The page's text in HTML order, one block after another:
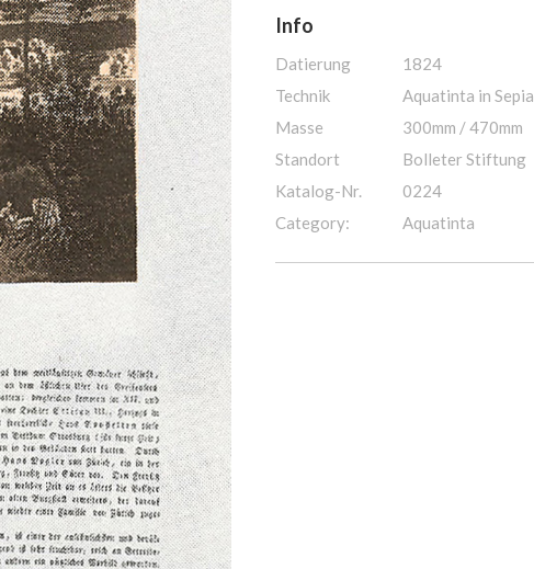
Info
Datierung
1824
Technik
Aquatinta in Sepia
Masse
300mm / 470mm
Standort
Bolleter Stiftung
Katalog-Nr.
0224
Category:
Aquatinta